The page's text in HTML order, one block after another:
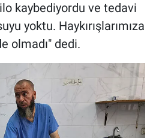
kaybediyordu ve tedavi
yoktu. Haykırışlarımıza
olmadı" dedi.